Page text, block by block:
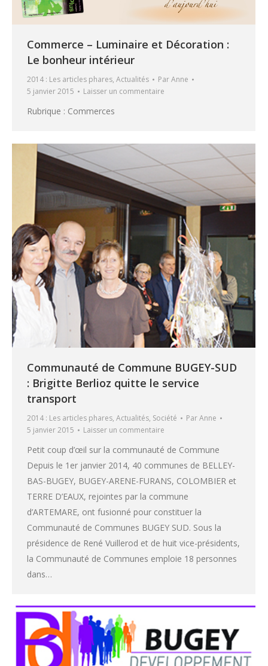
Commerce – Luminaire et Décoration :
Le bonheur intérieur
2014 : Les articles phares, Actualités ParAnne
5 janvier 2015
Laisser un commentaire
Rubrique : Commerces
Communauté de Commune BUGEY-SUD
: Brigitte Berlioz quitte le service
transport
2014 : Les articles phares, Actualités, Société ParAnne
5 janvier 2015
Laisser un commentaire
Petit coup d’œil sur la communauté de Commune
Depuis le 1er janvier 2014, 40 communes de BELLEY-
BAS-BUGEY, BUGEY-ARENE-FURANS, COLOMBIER et
TERRE D’EAUX, rejointes par la commune
d’ARTEMARE, ont fusionné pour constituer la
Communauté de Communes BUGEY SUD. Sous la
présidence de René Vuillerod et de huit vice-présidents,
la Communauté de Communes emploie 18 personnes
dans…